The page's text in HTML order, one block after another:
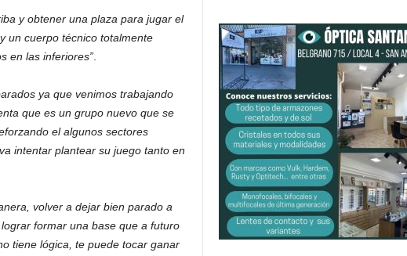
y obtener una plaza para jugar el
un cuerpo técnico totalmente
en las inferiores”.
ya que venimos trabajando
que es un grupo nuevo que se
el algunos sectores
intentar plantear su juego tanto en
volver a dejar bien parado a
formar una base que a futuro
tiene lógica, te puede tocar ganar